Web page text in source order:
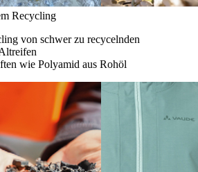
Recycling
von schwer zu recycelnden
wie Polyamid aus Rohöl